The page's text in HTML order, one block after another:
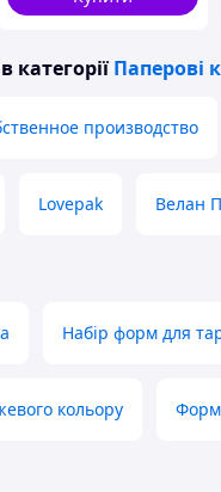
в категорії Паперові
производство
Lovepak Велан
Набір форм для
кольору